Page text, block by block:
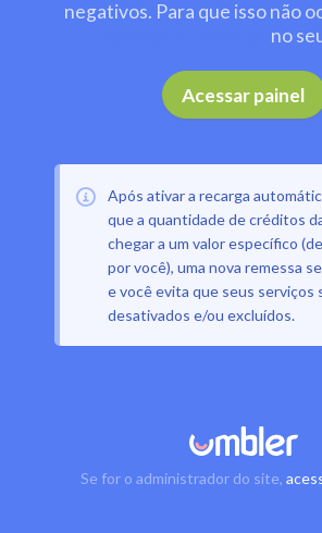
negativos. Para que isso não
no
Acessar painel
Após ativar a recarga
que a quantidade de créditos
chegar a um valor específico
por você), uma nova remessa
e você evita que seus serviços
desativados e/ou excluídos.
Se for o administrador do site,